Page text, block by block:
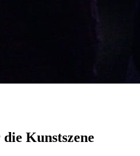
Kunstszene